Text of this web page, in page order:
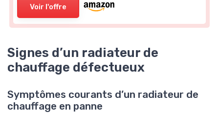
Voir l'offre
Signes d’un radiateur de
chauffage défectueux
Symptômes courants d’un radiateur de
chauffage en panne